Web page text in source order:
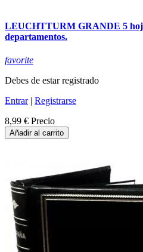
LEUCHTTURM GRANDE 5
departamentos.
favorite
Debes de estar registrado
Entrar| Registrarse
8,99 € Precio
Añadir al carrito